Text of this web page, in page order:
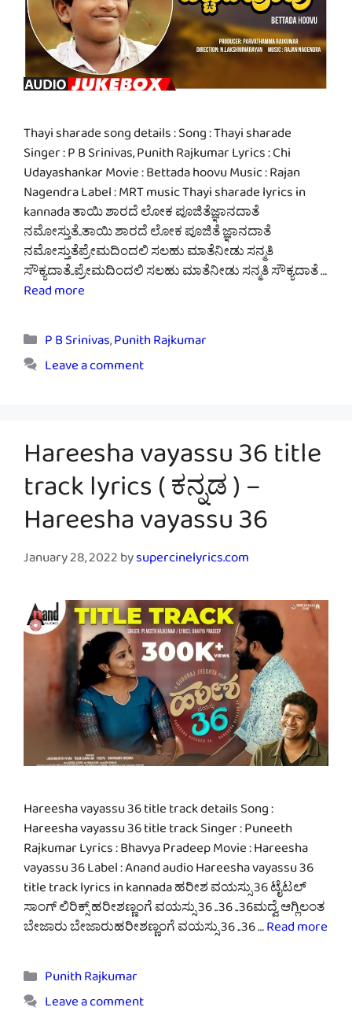
Thayi sharade song details : Song : Thayi sharade
Singer : P B Srinivas, Punith Rajkumar Lyrics : Chi
Udayashankar Movie : Bettada hoovu Music : Rajan
Nagendra Label : MRT music Thayi sharade lyrics in
kannada ತಾಯಿ ಶಾರದೆ ಲೋಕ ಪೂಜಿತೆಜ್ಞಾನದಾತೆ
ನಮೋಸ್ತುತೆ..ತಾಯಿ ಶಾರದೆ ಲೋಕ ಪೂಜಿತೆ ಜ್ಞಾನದಾತೆ
ನಮೋಸ್ತುತೆಪ್ರೇಮದಿಂದಲಿ ಸಲಹು ಮಾತೆನೀಡು ಸನ್ಮತಿ
ಸೌಕ್ಯದಾತೆ..ಪ್ರೇಮದಿಂದಲಿ ಸಲಹು ಮಾತೆನೀಡು ಸನ್ಮತಿ ಸೌಕ್ಯದಾತೆ …
Read more
Categories
P B Srinivas,Punith Rajkumar
Leave a comment
Hareesha vayassu 36 title
track lyrics ( ಕನ್ನಡ ) –
Hareesha vayassu 36
January 28, 2022bysupercinelyrics.com
Hareesha vayassu 36 title track details Song :
Hareesha vayassu 36 title track Singer : Puneeth
Rajkumar Lyrics : Bhavya Pradeep Movie : Hareesha
vayassu 36 Label : Anand audio Hareesha vayassu 36
title track lyrics in kannada ಹರೀಶ ವಯಸ್ಸು 36 ಟೈಟಲ್
ಸಾಂಗ್ ಲಿರಿಕ್ಸ್ ಹರೀಶಣ್ಣಂಗೆ ವಯಸ್ಸು 36 ..36 ..36ಮದ್ವೆ ಆಗ್ಲಿಲಂತ
ಬೇಜಾರು ಬೇಜಾರುಹರೀಶಣ್ಣಂಗೆ ವಯಸ್ಸು 36 ..36 …Read more
Categories
Punith Rajkumar
Leave a comment